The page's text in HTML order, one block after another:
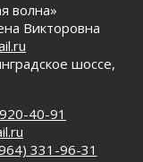
прошёл
волна»
Викторовна
шоссе,
40-91
331-96-31